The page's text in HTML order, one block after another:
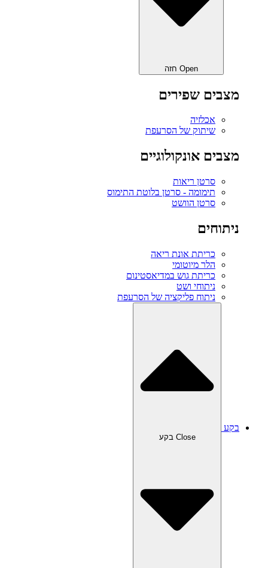
Open חזה
מצבים שפירים
אכלזיה
שיתוק של הסרעפת
מצבים אונקולוגיים
סרטן ריאות
תימומה - סרטן בלוטת התימוס
סרטן הוושט
ניתוחים
כריתת אונת ריאה‎
הלר מיוטומי
כריתת גוש במדיאסטינום
ניתוחי ושט
ניתוח פליקציה של הסרעפת
בקע
Close בקע